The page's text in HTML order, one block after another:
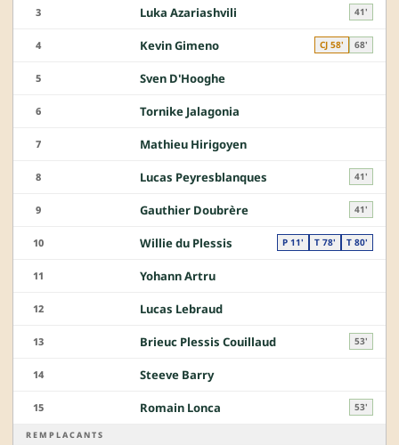
3 Luka Azariashvili 41'
4 Kevin Gimeno CJ 58' 68'
5 Sven D'Hooghe
6 Tornike Jalagonia
7 Mathieu Hirigoyen
8 Lucas Peyresblanques 41'
9 Gauthier Doubrère 41'
10 Willie du Plessis P 11' T 78' T 80'
11 Yohann Artru
12 Lucas Lebraud
13 Brieuc Plessis Couillaud 53'
14 Steeve Barry
15 Romain Lonca 53'
REMPLACANTS